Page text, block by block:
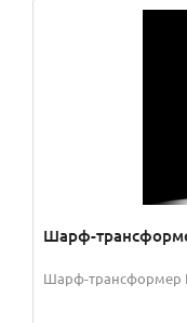
Шарф-
Шарф-трансформер